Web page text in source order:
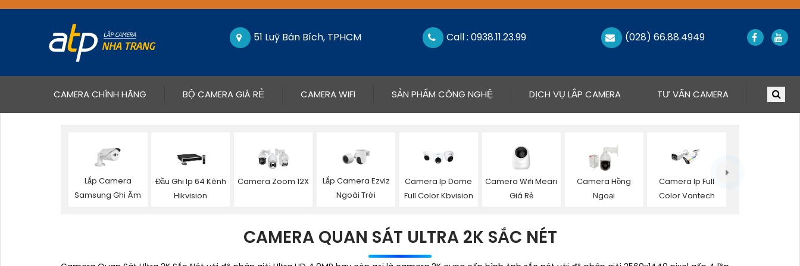
51 Luỹ Bán Bích, TPHCM Call : 0938.11.23.99 (028) 66.88.4949
CAMERA CHÍNH HÃNG(CURRENT)BỘ CAMERA GIÁ RẺ CAMERA WIFI SẢN PHẨM CÔNG NGHỆ DỊCH VỤ LẮP CAMERA TƯ VẤN CAMERA
Lắp Camera
Samsung Ghi Âm
Đầu Ghi Ip 64 Kênh
Hikvision
Camera Zoom 12X
Lắp Camera Ezviz
Ngoài Trời
Camera Ip Dome
Full Color Kbvision
Camera Wifi Meari
Giá Rẻ
Camera Hồng
Ngoại
Camera Ip Full
Color Vantech
CAMERA QUAN SÁT ULTRA 2K SẮC NÉT